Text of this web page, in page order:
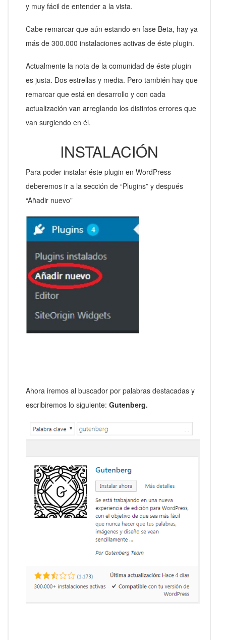
y muy fácil de entender a la vista.
Cabe remarcar que aún estando en fase Beta, hay ya
más de 300.000 instalaciones activas de éste plugin.
Actualmente la nota de la comunidad de éste plugin
es justa. Dos estrellas y media. Pero también hay que
remarcar que está en desarrollo y con cada
actualización van arreglando los distintos errores que
van surgiendo en él.
INSTALACIÓN
Para poder instalar éste plugin en WordPress
deberemos ir a la sección de “Plugins” y después
“Añadir nuevo”
Ahora iremos al buscador por palabras destacadas y
escribiremos lo siguiente: Gutenberg.